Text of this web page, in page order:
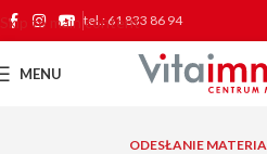
Skip to main content
tel.: 61 833 86 94
MENU
ODESŁANIE